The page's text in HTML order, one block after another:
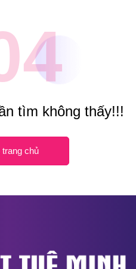
tìm không thấy!!!
chủ